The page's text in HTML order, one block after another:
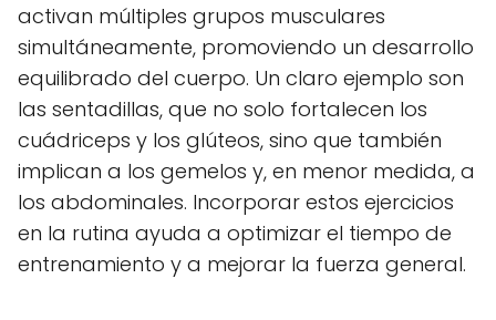
activan múltiples grupos musculares
simultáneamente, promoviendo un desarrollo
equilibrado del cuerpo. Un claro ejemplo son
las sentadillas, que no solo fortalecen los
cuádriceps y los glúteos, sino que también
implican a los gemelos y, en menor medida, a
los abdominales. Incorporar estos ejercicios
en la rutina ayuda a optimizar el tiempo de
entrenamiento y a mejorar la fuerza general.